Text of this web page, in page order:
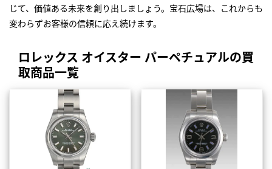
じて、価値ある未来を創り出しましょう。宝石広場は、これからも
変わらずお客様の信頼に応え続けます。
ロレックス オイスター パーペチュアルの買
取商品一覧